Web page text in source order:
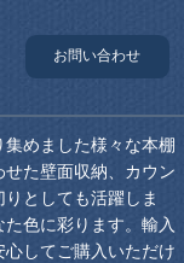
お問い合わせ
めました様々な本棚
た壁面収納、カウン
としても活躍しま
色に彩ります。輸入
してご購入いただけ